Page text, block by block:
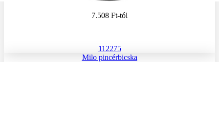
7.508 Ft-tól
112275
Milo pincérbicska